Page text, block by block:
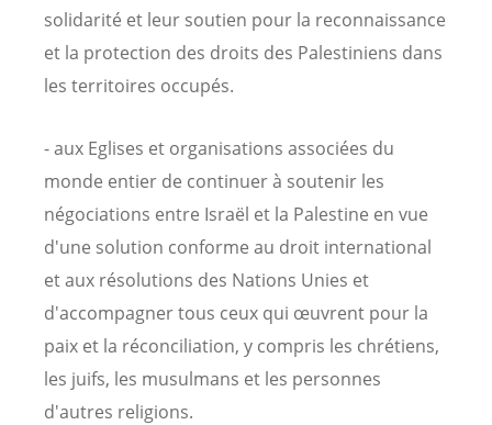
solidarité et leur soutien pour la reconnaissance
et la protection des droits des Palestiniens dans
les territoires occupés.
- aux Eglises et organisations associées du
monde entier de continuer à soutenir les
négociations entre Israël et la Palestine en vue
d'une solution conforme au droit international
et aux résolutions des Nations Unies et
d'accompagner tous ceux qui œuvrent pour la
paix et la réconciliation, y compris les chrétiens,
les juifs, les musulmans et les personnes
d'autres religions.